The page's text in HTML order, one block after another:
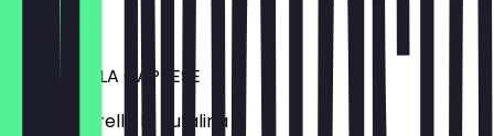
€ 9,90
MOZZARELLA CAPRESE
mit Mozzarella la Bufalina